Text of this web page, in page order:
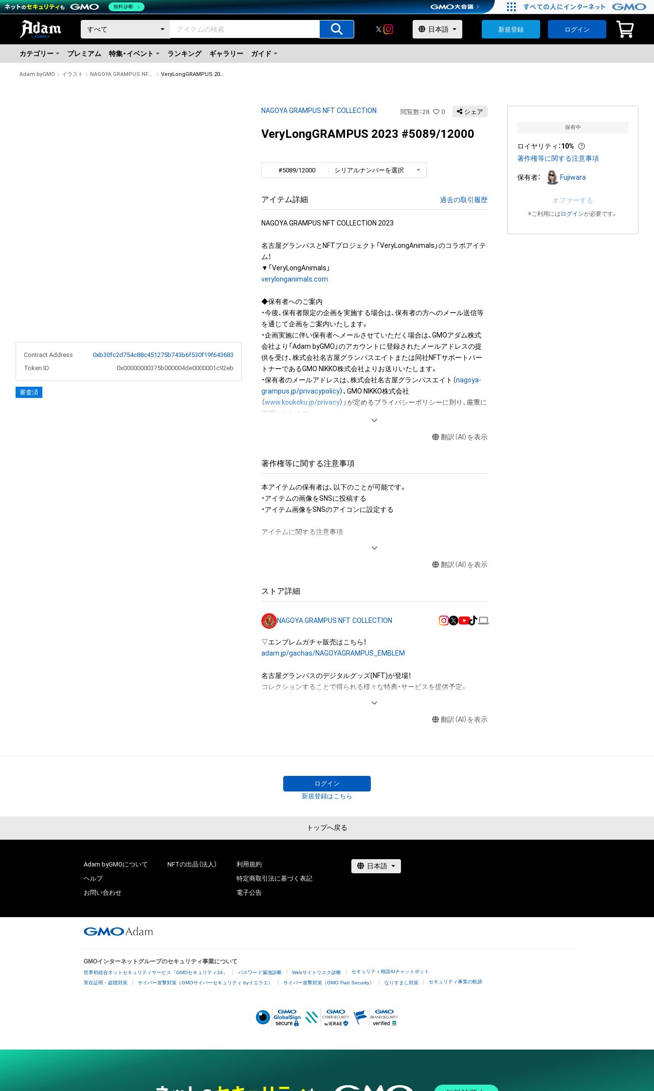
新規登録 ログイン
カテゴリー プレミアム 特集・イベント ランキング ギャラリー ガイド
Adam byGMO イラスト NAGOYA GRAMPUS NFT COLLECTION VeryLongGRAMPUS 2023
Contract Address
0xb30fc2d754c88c451275b743b6f530f19f643683
Token ID
0x00000000375b000004de0000001c92eb
審査済
NAGOYA GRAMPUS NFT COLLECTION 閲覧数 ： 28 0 シェア
VeryLongGRAMPUS 2023 #5089/12000
#5089/12000 シリアルナンバーを選択
アイテム詳細 過去の取引履歴
NAGOYA GRAMPUS NFT COLLECTION 2023
名古屋グランパスとNFTプロジェクト「VeryLongAnimals」のコラボアイテ
ム！
verylonganimals.com
◆保有者へのご案内
・今後、保有者限定の企画を実施する場合は、保有者の方へのメール送信等
を通じて企画をご案内いたします。
・企画実施に伴い保有者へメールさせていただく場合は、GMOアダム株式
会社より「Adam byGMO」のアカウントに登録されたメールアドレスの提
供を受け、株式会社名古屋グランパスエイトまたは同社NFTサポートパー
トナーであるGMO NIKKO株式会社よりお送りいたします。
・保有者のメールアドレスは、株式会社名古屋グランパスエイト（nagoya-
grampus.jp/privacypolicy）、GMO NIKKO株式会社
（www.koukoku.jp/privacy）」が定めるプライバシーポリシーに則り、厳重に
管理いたします。
翻訳（AI）を表示
著作権等に関する注意事項
本アイテムの保有者は、以下のことが可能です。
・アイテムの画像をSNSに投稿する
・アイテム画像をSNSのアイコンに設定する
アイテムに関する注意事項
用新案権、商標権、意匠権その他の知的財産権(それらの権利を取得し、又は
は、本アイテムの著作権を有する方、著作隣接権の権利者またはその管理委
にかかる知的財産権を有することを意味しません。
を受けている者からの事前の同 意なしに、上記の「本アイテムの保有者が
有する権利」の範囲を超えた行為、知的財産権を侵害するおそれのある行為
これに限定されません。) を行うことはできません。
・本アイテムに関する創作物の利用については、公序良俗や法令に反する利
用またはその恐れのある利用など、作成者が不適切であると判断した場合、
翻訳（AI）を表示
ストア詳細
NAGOYA GRAMPUS NFT COLLECTION
adam.jp/gachas/NAGOYAGRAMPUS_EMBLEM
名古屋グランパスのデジタルグッズ(NFT)が登場！
コレクションすることで得られる様々な特典・サービスを提供予定。
翻訳（AI）を表示
保有中
ロイヤリティ ：10%
著作権等に関する注意事項
保有者： Fujiwara
オファーする
※ご利用には ログインが必要です。
ログイン
新規登録はこちら
トップへ戻る
Adam byGMOについて
ヘルプ
お問い合わせ
NFTの出品（法人）
利用規約
特定商取引法に基づく表記
電子公告
GMOインターネットグループのセキュリティ事業について
世界初総合ネットセキュリティサービス「GMOセキュリティ24」 パスワード漏洩診断 Webサイトリスク診断 セキュリティ相談AIチャットボット
実在証明・盗聴対策 サイバー攻撃対策（GMOサイバーセキュリティ byイエラエ） サイバー攻撃対策（GMO Flatt Security） なりすまし対策 セキュリティ事業の軌跡
無料診断